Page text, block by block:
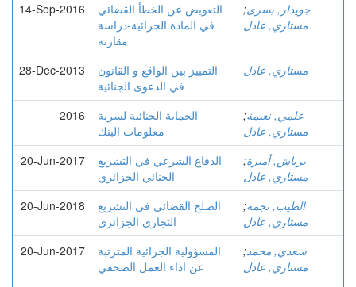
14-Sep-2016
التعویض عن الخطأ القضائي
في المادة الجزائیة-دراسة
مقارنة
جويدار, يسرى;
مستاري, عادل
28-Dec-2013
التمييز بين الواقع و القانون
في الدعوى الجنائية
مستاري, عادل
2016
الحماية الجنائية لسرية
معلومات البنك
علمي, نعيمة;
مستاري, عادل
20-Jun-2017
الدفاع الشرعي في التشريع
الجنائي الجزائري
برباش, أميرة;
مستاري, عادل
20-Jun-2018
الصلح القضائي في التشريع
التجاري الجزائري
الطيب, نجمة;
مستاري, عادل
20-Jun-2017
المسؤولية الجزائية المترتبة
عن اداء العمل الصحفي
سعدي, محمد;
مستاري, عادل